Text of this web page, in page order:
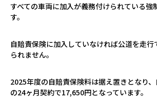
すべての車両に加入が義務付けられている強
す。
自賠責保険に加入していなければ公道を走
られません。
2025年度の自賠責保険料は据え置きとなり
の24ヶ月契約で17,650円となっています。